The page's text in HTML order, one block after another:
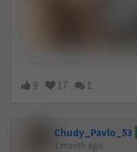
9 17 1
Chudy_Pavlo_53
1 month ago